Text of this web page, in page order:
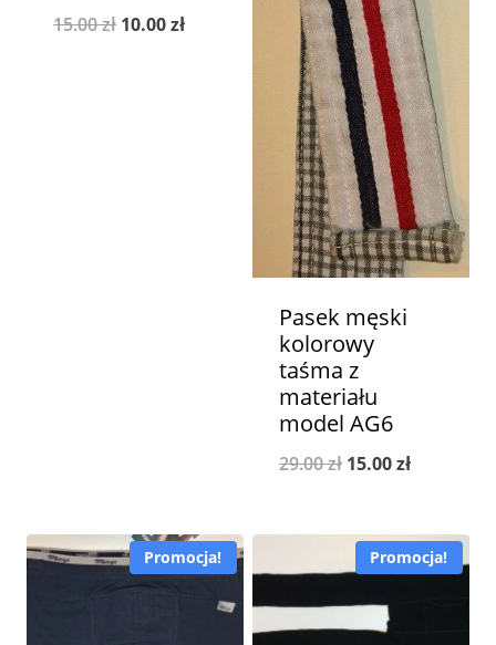
15.00zł Pierwotna
10.00złAktualna
Pasek męski
kolorowy
taśma z
materiału
model AG6
29.00zł Pierwotna
wynosiła:
29.00 zł.
15.00złAktualna
wynosi:
15.00 zł.
Promocja! Promocja!